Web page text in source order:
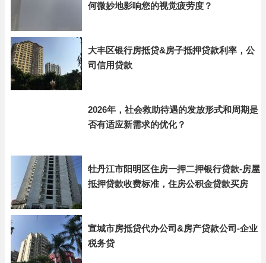
何微妙地影响您的视觉疲劳度？
大丰区银行房抵贷&房子抵押贷款利率，公
司信用贷款
2026年，社会救助待遇的发放形式和周期是
否有适应新需求的优化？
牡丹江市阳明区住房一押二押银行贷款-房屋
抵押贷款收费标准，住房公积金贷款买房
宣城市房抵贷代办公司&房产贷款公司-企业
税务贷